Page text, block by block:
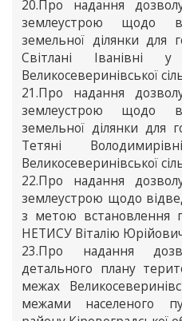
20.Про надання
землеустрою щодо
земельної ділянки для
Світлані Іванівні
Великосеверинівської
21.Про надання
землеустрою щодо
земельної ділянки для
Тетяні
Великосеверинівської
22.Про надання
землеустрою щодо
з метою встановлення
НЕТИСУ Віталію
23.Про надання
детального плану
межах
межами населеного